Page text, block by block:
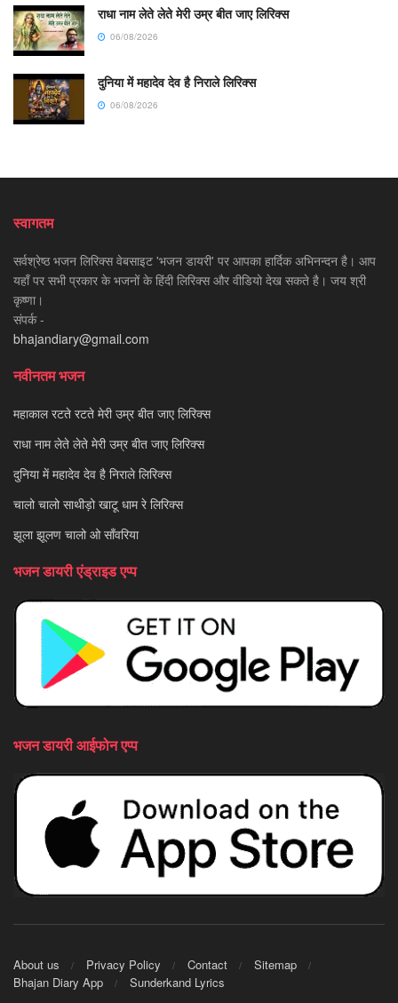
राधा नाम लेते लेते मेरी उम्र बीत जाए लिरिक्स
06/08/2026
दुनिया में महादेव देव है निराले लिरिक्स
06/08/2026
स्वागतम
सर्वश्रेष्ठ भजन लिरिक्स वेबसाइट 'भजन डायरी' पर आपका हार्दिक अभिनन्दन है। आप
यहाँ पर सभी प्रकार के भजनों के हिंदी लिरिक्स और वीडियो देख सकते है। जय श्री
कृष्णा।
संपर्क -
bhajandiary@gmail.com
नवीनतम भजन
महाकाल रटते रटते मेरी उम्र बीत जाए लिरिक्स
राधा नाम लेते लेते मेरी उम्र बीत जाए लिरिक्स
दुनिया में महादेव देव है निराले लिरिक्स
चालो चालो साथीड़ो खाटू धाम रे लिरिक्स
झूला झूलण चालो ओ साँवरिया
भजन डायरी एंड्राइड एप्प
भजन डायरी आईफोन एप्प
About us Privacy Policy Contact
Sitemap
Bhajan Diary App
Sunderkand Lyrics